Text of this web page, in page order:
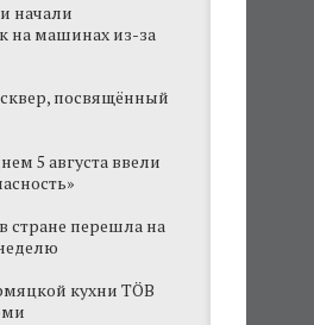
начали
на машинах из-за
посвящённый
5 августа ввели
стране перешла на
кухни TÖB